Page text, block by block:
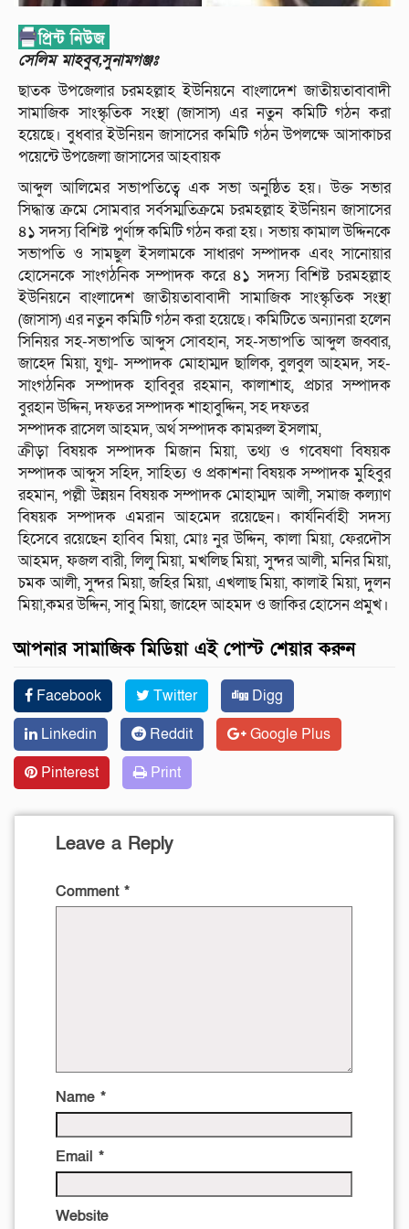
সেলিম মাহবুব,সুনামগঞ্জঃ
ছাতক উপজেলার চরমহল্লাহ ইউনিয়নে বাংলাদেশ জাতীয়তাবাবাদী
সামাজিক সাংস্কৃতিক সংস্থা (জাসাস) এর নতুন কমিটি গঠন করা
হয়েছে। বুধবার ইউনিয়ন জাসাসের কমিটি গঠন উপলক্ষে আসাকাচর
পয়েন্টে উপজেলা জাসাসের আহবায়ক
আব্দুল আলিমের সভাপতিত্বে এক সভা অনুষ্ঠিত হয়। উক্ত সভার
সিদ্ধান্ত ক্রমে সোমবার সর্বসম্মতিক্রমে চরমহল্লাহ ইউনিয়ন জাসাসের
৪১ সদস্য বিশিষ্ট পুর্ণাঙ্গ কমিটি গঠন করা হয়। সভায় কামাল উদ্দিনকে
সভাপতি ও সামছুল ইসলামকে সাধারণ সম্পাদক এবং সানোয়ার
হোসেনকে সাংগঠনিক সম্পাদক করে ৪১ সদস্য বিশিষ্ট চরমহল্লাহ
ইউনিয়নে বাংলাদেশ জাতীয়তাবাবাদী সামাজিক সাংস্কৃতিক সংস্থা
(জাসাস) এর নতুন কমিটি গঠন করা হয়েছে। কমিটিতে অন্যানরা হলেন
সিনিয়র সহ-সভাপতি আব্দুস সোবহান, সহ-সভাপতি আব্দুল জব্বার,
জাহেদ মিয়া, যুগ্ম- সম্পাদক মোহাম্মদ ছালিক, বুলবুল আহমদ, সহ-
সাংগঠনিক সম্পাদক হাবিবুর রহমান, কালাশাহ, প্রচার সম্পাদক
বুরহান উদ্দিন, দফতর সম্পাদক শাহাবুদ্দিন, সহ দফতর
সম্পাদক রাসেল আহমদ, অর্থ সম্পাদক কামরুল ইসলাম,
ক্রীড়া বিষয়ক সম্পাদক মিজান মিয়া, তথ্য ও গবেষণা বিষয়ক
সম্পাদক আব্দুস সহিদ, সাহিত্য ও প্রকাশনা বিষয়ক সম্পাদক মুহিবুর
রহমান, পল্লী উন্নয়ন বিষয়ক সম্পাদক মোহাম্মদ আলী, সমাজ কল্যাণ
বিষয়ক সম্পাদক এমরান আহমেদ রয়েছেন। কার্যনির্বাহী সদস্য
হিসেবে রয়েছেন হাবিব মিয়া, মোঃ নুর উদ্দিন, কালা মিয়া, ফেরদৌস
আহমদ, ফজল বারী, লিলু মিয়া, মখলিছ মিয়া, সুন্দর আলী, মনির মিয়া,
চমক আলী, সুন্দর মিয়া, জহির মিয়া, এখলাছ মিয়া, কালাই মিয়া, দুলন
মিয়া,কমর উদ্দিন, সাবু মিয়া, জাহেদ আহমদ ও জাকির হোসেন প্রমুখ।
আপনার সামাজিক মিডিয়া এই পোস্ট শেয়ার করুন
Facebook Twitter
Digg
Linkedin
Reddit
Google Plus
Pinterest
Print
Leave a Reply
Comment *
Name *
Email *
Website